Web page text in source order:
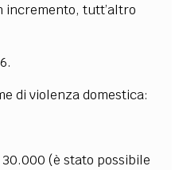
incremento, tutt’altro
di violenza domestica:
(è stato possibile